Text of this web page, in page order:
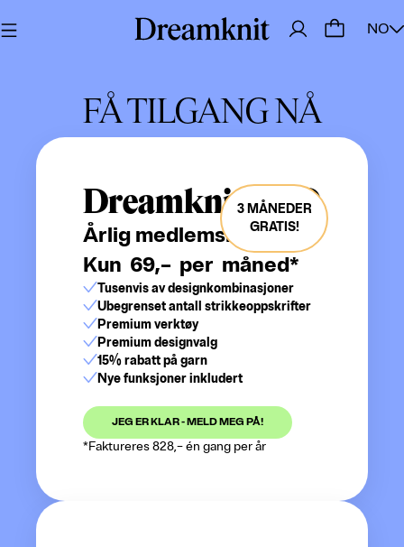
NO
FÅ TILGANG NÅ
Dreamknit PRO
Årlig medlemskap
3 MÅNEDER
GRATIS!
Kun 69,– per måned*
Tusenvis av designkombinasjoner
Ubegrenset antall strikkeoppskrifter
Premium verktøy
Premium designvalg
15% rabatt på garn
Nye funksjoner inkludert
JEG ER KLAR - MELD MEG PÅ!
*Faktureres 828,– én gang per år